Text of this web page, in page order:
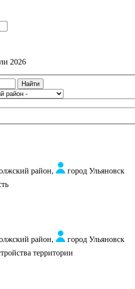
2026
Найти
район,
город Ульяновск
район,
город Ульяновск
территории